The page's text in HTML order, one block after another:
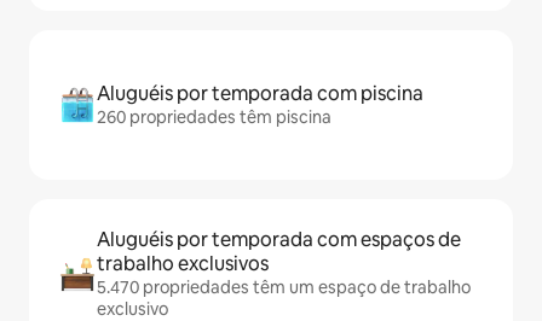
Aluguéis por temporada com piscina
260 propriedades têm piscina
Aluguéis por temporada com espaços de
trabalho exclusivos
5.470 propriedades têm um espaço de trabalho
exclusivo